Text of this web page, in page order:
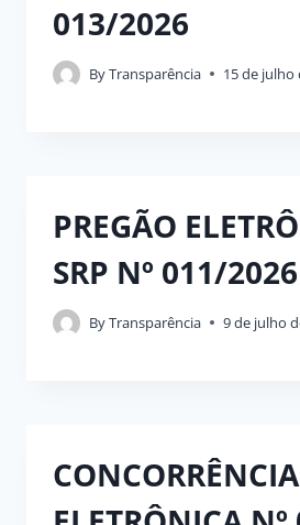
013/2026
ByTransparência 15 de julho
PREGÃO
SRP Nº 011/2026
ByTransparência 9 de julho
CONCORRÊNCIA